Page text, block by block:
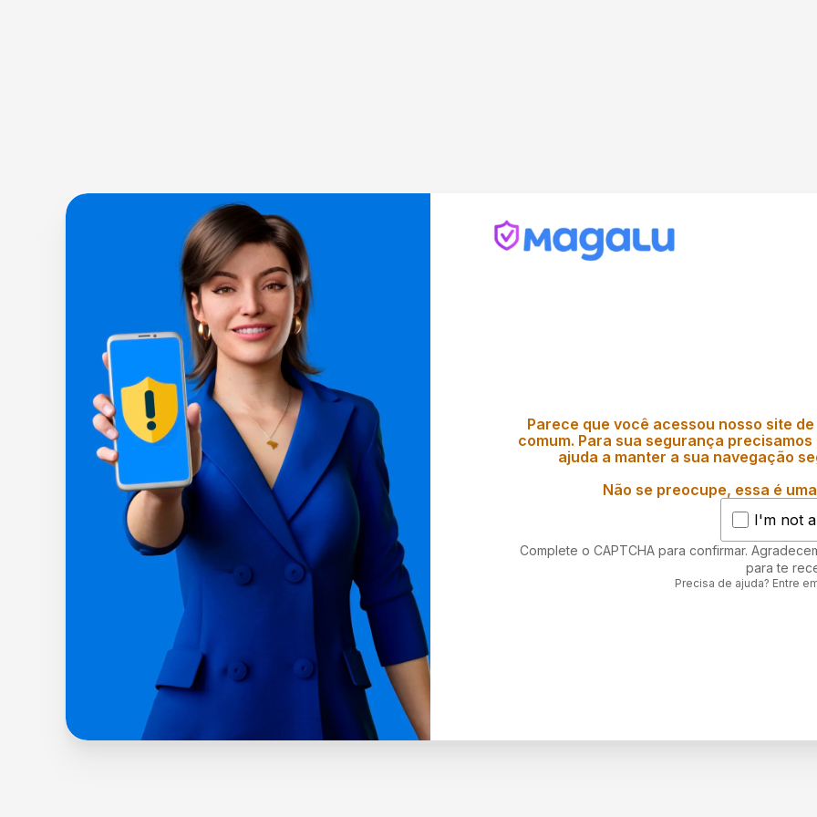
Parece que você acessou nosso site
comum. Para sua segurança
ajuda a manter a sua navegação
Não se preocupe, essa é
I'm not
Complete o CAPTCHA para confirmar.
para te
Precisa de ajuda? Entre